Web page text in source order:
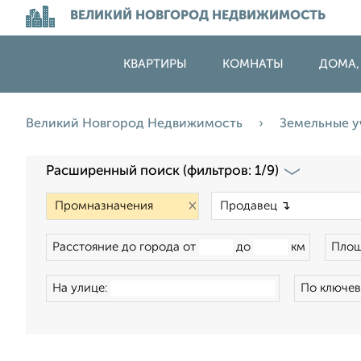
ВЕЛИКИЙ НОВГОРОД НЕДВИЖИМОСТЬ
КВАРТИРЫ КОМНАТЫ ДОМА,
Великий Новгород Недвижимость Земельные
Расширенный поиск (фильтров: 1/9)
×
Расстояние до города от до км
На улице: По